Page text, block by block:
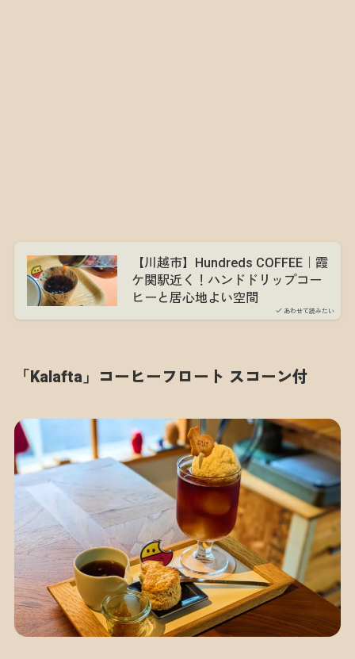
あわせて読みたい
【川越市】Hundreds COFFEE｜霞
ケ関駅近く！ハンドドリップコー
ヒーと居心地よい空間
「Kalafta」コーヒーフロート スコーン付